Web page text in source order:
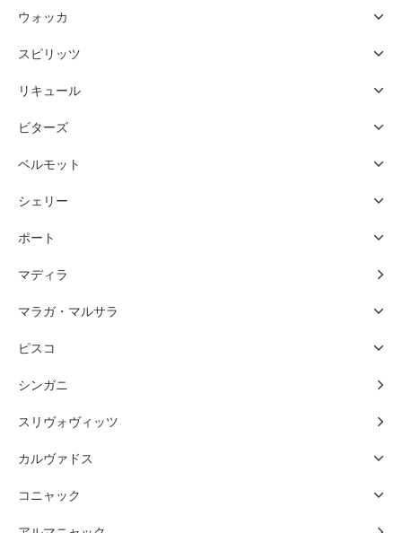
ウォッカ
スピリッツ
リキュール
ビターズ
ベルモット
シェリー
ポート
マディラ
マラガ・マルサラ
ピスコ
シンガニ
スリヴォヴィッツ
カルヴァドス
コニャック